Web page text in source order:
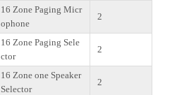
16 Zone Paging Micr
ophone
2
16 Zone Paging Sele
ctor
2
16 Zone one Speaker
Selector
2